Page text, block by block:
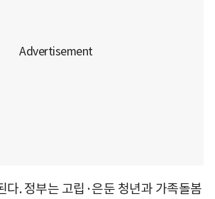
다. 정부는 고립·은둔 청년과 가족돌봄